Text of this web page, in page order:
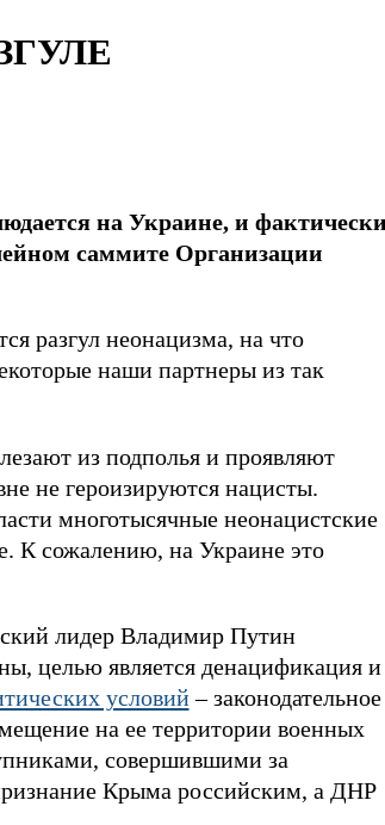
на Украине, и фактически
саммите Организации
разгул неонацизма, на что
наши партнеры из так
из подполья и проявляют
не героизируются нацисты.
многотысячные неонацистские
К сожалению, на Украине это
лидер Владимир Путин
целью является денацификация и
условий– законодательное
на ее территории военных
совершившими за
Крыма российским, а ДНР